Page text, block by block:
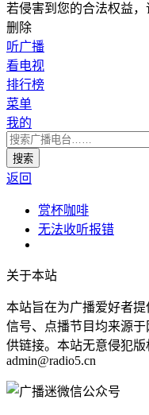
若侵害到您的合法权益，
删除
听广播
看电视
排行榜
菜单
我的
返回
赏杯咖啡
无法收听报错
关于本站
本站旨在为广播爱好者
信号、点播节目均来源
供链接。本站无意侵犯版
admin@radio5.cn